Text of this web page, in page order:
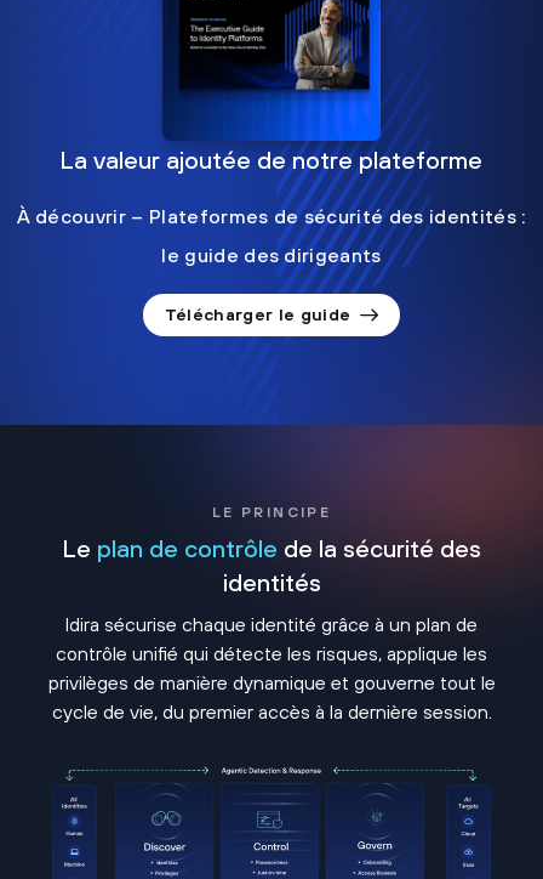
La valeur ajoutée de notre plateforme
À découvrir – Plateformes de sécurité des identités :
le guide des dirigeants
Télécharger le guide
LE PRINCIPE
Le plan de contrôle de la sécurité des
identités
Idira sécurise chaque identité grâce à un plan de
contrôle unifié qui détecte les risques, applique les
privilèges de manière dynamique et gouverne tout le
cycle de vie, du premier accès à la dernière session.